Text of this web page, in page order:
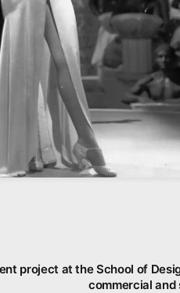
project at the School of
commercial and